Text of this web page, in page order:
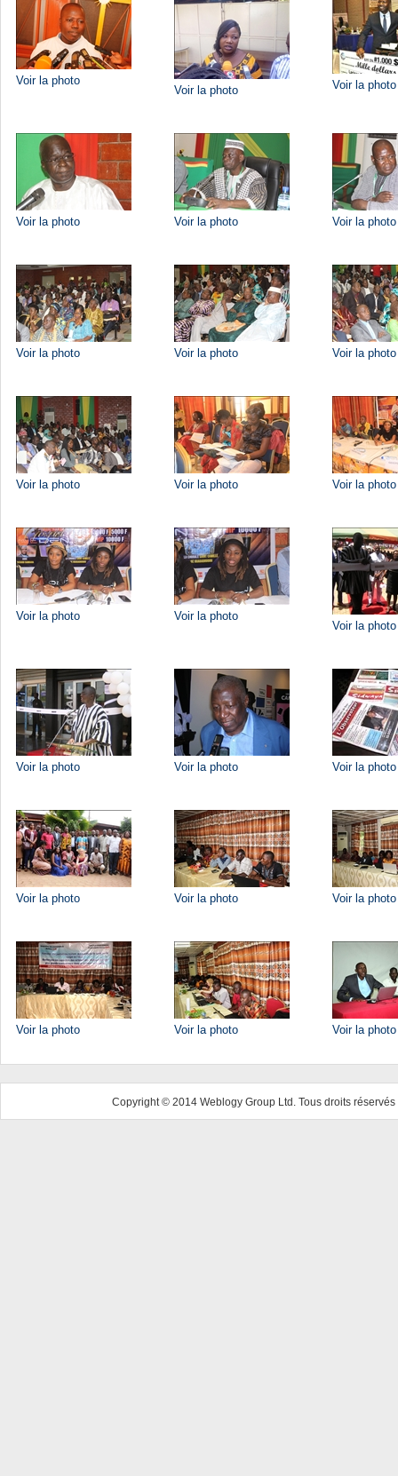
Voir la photo
Voir la photo Voir la photo
Voir la photo Voir la photo Voir la photo
Voir la photo Voir la photo Voir la photo
Voir la photo Voir la photo Voir la photo
Voir la photo Voir la photo
Voir la photo
Voir la photo Voir la photo Voir la photo
Voir la photo Voir la photo Voir la photo
Voir la photo Voir la photo Voir la photo
Copyright © 2014 Weblogy Group Ltd. Tous droits